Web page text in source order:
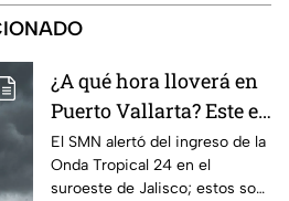
¿A qué hora lloverá en
Puerto Vallarta? Este es
el pronóstico del clima
para este 6 de agosto
El SMN alertó del ingreso de la
Onda Tropical 24 en el
suroeste de Jalisco; estos son